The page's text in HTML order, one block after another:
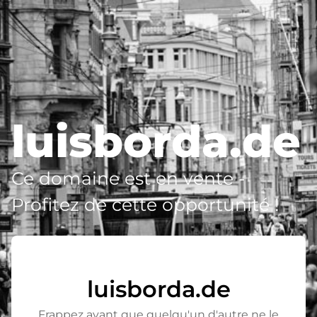
luisborda.de
Ce domaine est en vente -
Profitez de cette opportunité !
luisborda.de
Frappez avant que quelqu'un d'autre ne le